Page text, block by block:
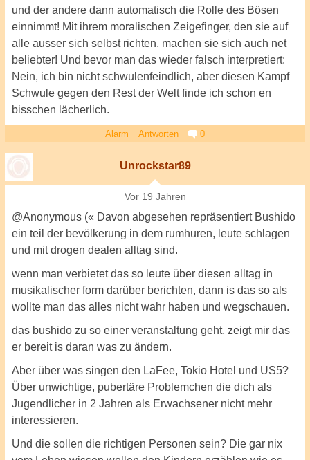
und der andere dann automatisch die Rolle des Bösen
einnimmt! Mit ihrem moralischen Zeigefinger, den sie auf
alle ausser sich selbst richten, machen sie sich auch net
beliebter! Und bevor man das wieder falsch interpretiert:
Nein, ich bin nicht schwulenfeindlich, aber diesen Kampf
Schwule gegen den Rest der Welt finde ich schon en
bisschen lächerlich.
Alarm Antworten 0
Unrockstar89
Vor 19 Jahren
@Anonymous (« Davon abgesehen repräsentiert Bushido
ein teil der bevölkerung in dem rumhuren, leute schlagen
und mit drogen dealen alltag sind.
wenn man verbietet das so leute über diesen alltag in
musikalischer form darüber berichten, dann is das so als
wollte man das alles nicht wahr haben und wegschauen.
das bushido zu so einer veranstaltung geht, zeigt mir das
er bereit is daran was zu ändern.
Aber über was singen den LaFee, Tokio Hotel und US5?
Über unwichtige, pubertäre Problemchen die dich als
Jugendlicher in 2 Jahren als Erwachsener nicht mehr
interessieren.
Und die sollen die richtigen Personen sein? Die gar nix